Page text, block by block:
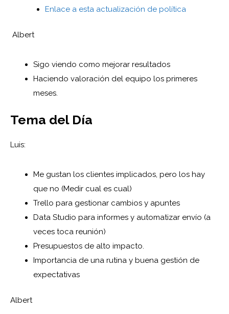
Enlace a esta actualización de política
Albert
Sigo viendo como mejorar resultados
Haciendo valoración del equipo los primeres
meses.
Tema del Día
Luis:
Me gustan los clientes implicados, pero los hay
que no (Medir cual es cual)
Trello para gestionar cambios y apuntes
Data Studio para informes y automatizar envío (a
veces toca reunión)
Presupuestos de alto impacto.
Importancia de una rutina y buena gestión de
expectativas
Albert